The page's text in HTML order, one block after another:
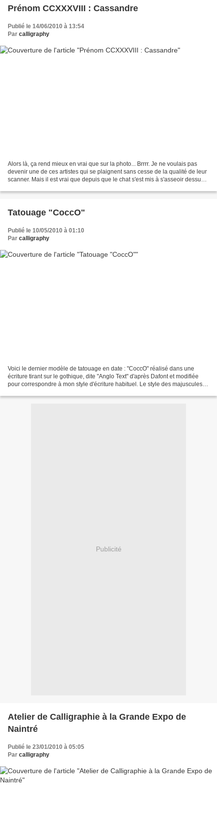
Prénom CCXXXVIII : Cassandre
Publié le 14/06/2010 à 13:54
Par calligraphy
Alors là, ça rend mieux en vrai que sur la photo... Brrrr. Je ne voulais pas
devenir une de ces artistes qui se plaignent sans cesse de la qualité de leur
scanner. Mais il est vrai que depuis que le chat s'est mis à s'asseoir dessus,
Tatouage "CoccO"
Publié le 10/05/2010 à 01:10
Par calligraphy
Voici le dernier modèle de tatouage en date : "CoccO" réalisé dans une
écriture tirant sur le gothique, dite "Anglo Text" d'après Dafont et modifiée
pour correspondre à mon style d'écriture habituel. Le style des majuscules
Publicité
Atelier de Calligraphie à la Grande Expo de
Naintré
Publié le 23/01/2010 à 05:05
Par calligraphy